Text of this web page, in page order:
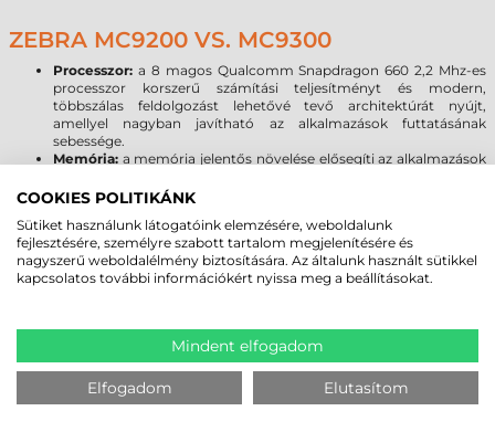
ZEBRA MC9200 VS. MC9300
Processzor: a 8 magos Qualcomm Snapdragon 660 2,2 Mhz-es
processzor korszerű számítási teljesítményt és modern,
többszálas feldolgozást lehetővé tevő architektúrát nyújt,
amellyel nagyban javítható az alkalmazások futtatásának
sebessége.
Memória: a memória jelentős növelése elősegíti az alkalmazások
adatoknak, programoknak. Az MC9200-hoz képest
emelkedett a háttértárként szolgáló flash memória mérete, ami
Micro SD kártyával 128 GB-tal bővíthető.
Kijelző:A Zebra MC9300 az MC9200 3,7” képátlójú rezisztív VGA
kijelzőjéhez képest nagyobb méretű és felbontású, kapacitív 4,3”
a szkenner ablak tartósságát, továbbá meggátolja a karcolások
kialakulását. A sérülésekre gyakorlatilag érzéketlen üveg törés
vagy karcolódás nélkül ellenáll a leggyakoribb leejtéseknek.
Akkumulátor:A 7000 mAh PowerPrecision+ akkumulátor a
kategória legnagyobb kapacitásával és kiemelkedő üzemidővel
COOKIES POLITIKÁNK
Sütiket használunk látogatóink elemzésére, weboldalunk
fejlesztésére, személyre szabott tartalom megjelenítésére és
nagyszerű weboldalélmény biztosítására. Az általunk használt sütikkel
kapcsolatos további információkért nyissa meg a beállításokat.
Mindent elfogadom
Elfogadom Elutasítom